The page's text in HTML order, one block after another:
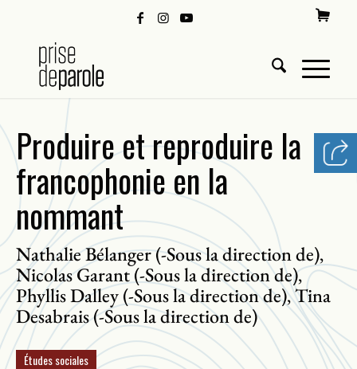
Produire et reproduire la
francophonie en la
nommant
Nathalie Bélanger (-Sous la direction de),
Nicolas Garant (-Sous la direction de),
Phyllis Dalley (-Sous la direction de),Tina
Desabrais (-Sous la direction de)
Études sociales